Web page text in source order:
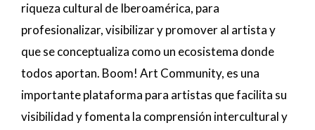
riqueza cultural de Iberoamérica, para
profesionalizar, visibilizar y promover al artista y
que se conceptualiza como un ecosistema donde
todos aportan. Boom! Art Community, es una
importante plataforma para artistas que facilita su
visibilidad y fomenta la comprensión intercultural y